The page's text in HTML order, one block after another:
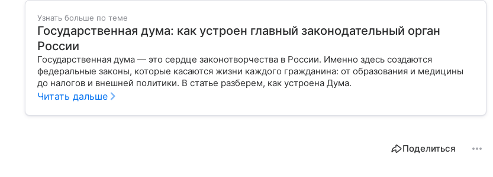
Узнать больше по теме
Государственная дума: как устроен главный законодательный орган
России
Государственная дума — это сердце законотворчества в России. Именно здесь создаются
федеральные законы, которые касаются жизни каждого гражданина: от образования и медицины
до налогов и внешней политики. В статье разберем, как устроена Дума.
Читать дальше
Поделиться